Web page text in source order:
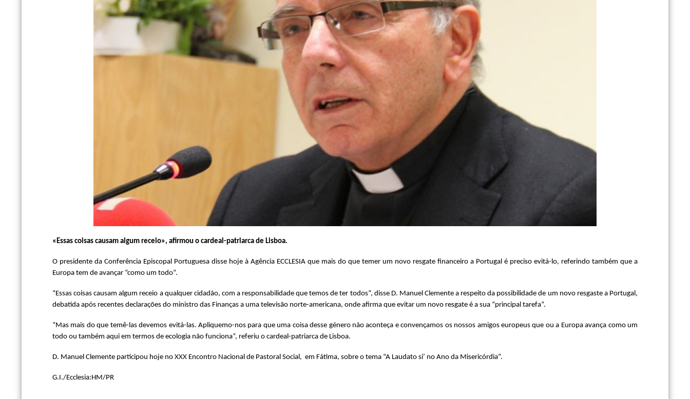
«Essas coisas causam algum receio», afirmou o cardeal-patriarca de Lisboa.
O presidente da Conferência Episcopal Portuguesa disse hoje à Agência ECCLESIA que mais do que temer um novo resgate financeiro a Portugal é preciso evitá-lo, referindo também que a
Europa tem de avançar “como um todo”.
“Essas coisas causam algum receio a qualquer cidadão, com a responsabilidade que temos de ter todos”, disse D. Manuel Clemente a respeito da possibilidade de um novo resgaste a Portugal,
debatida após recentes declarações do ministro das Finanças a uma televisão norte-americana, onde afirma que evitar um novo resgate é a sua “principal tarefa”.
“Mas mais do que temê-las devemos evitá-las. Apliquemo-nos para que uma coisa desse género não aconteça e convençamos os nossos amigos europeus que ou a Europa avança como um
todo ou também aqui em termos de ecologia não funciona”, referiu o cardeal-patriarca de Lisboa.
D. Manuel Clemente participou hoje no XXX Encontro Nacional de Pastoral Social, em Fátima, sobre o tema “A Laudato si’ no Ano da Misericórdia”.
G.I./Ecclesia:HM/PR